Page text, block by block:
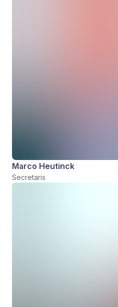
Marco Heutinck
Secretaris